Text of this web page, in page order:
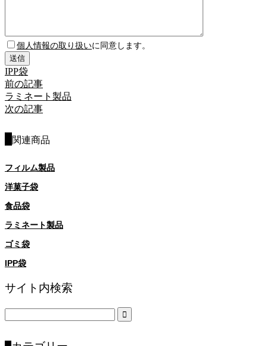
個人情報の取り扱いに同意します。
IPP袋
前の記事
ラミネート製品
次の記事
関連商品
フィルム製品
洋菓子袋
食品袋
ラミネート製品
ゴミ袋
IPP袋
サイト内検索